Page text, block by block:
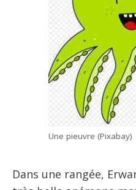
Une pieuvre (Pixabay)
Dans une rangée,